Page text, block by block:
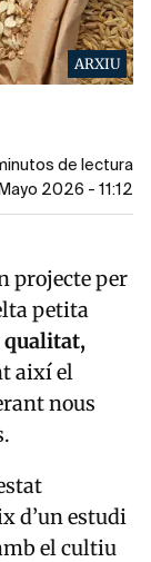
ARXIU
de lectura
2026 - 11:12
projecte per
petita
qualitat,
així el
nous
d’un estudi
el cultiu